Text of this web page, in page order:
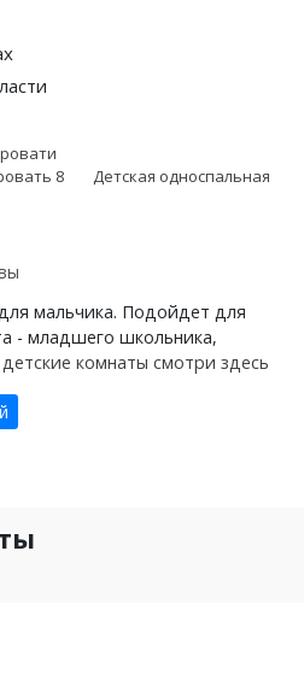
8
Детская односпальная
мальчика. Подойдет для
- младшего школьника,
комнаты смотри здесь